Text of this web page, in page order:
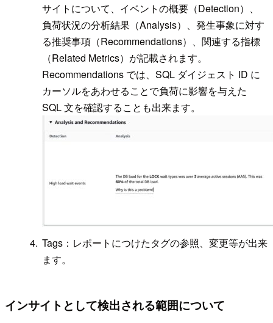
サイトについて、イベントの概要（Detection）、
負荷状況の分析結果（Analysis）、発生事象に対す
る推奨事項（Recommendations）、関連する指標
（Related Metrics）が記載されます。
Recommendations では、SQL ダイジェスト ID に
カーソルをあわせることで負荷に影響を与えた
SQL 文を確認することも出来ます。
Tags：レポートにつけたタグの参照、変更等が出来
ます。
インサイトとして検出される範囲について